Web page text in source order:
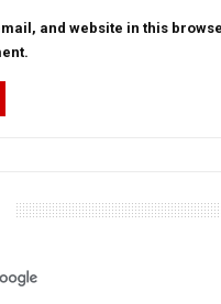
and website in this